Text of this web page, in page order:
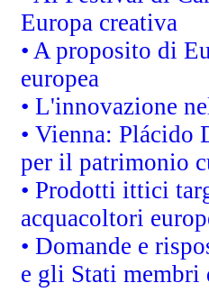
Europa creativa
• A proposito di
europea
• L'innovazione
• Vienna: Plácido
per il patrimonio
• Prodotti ittici
acquacoltori
• Domande e
e gli Stati